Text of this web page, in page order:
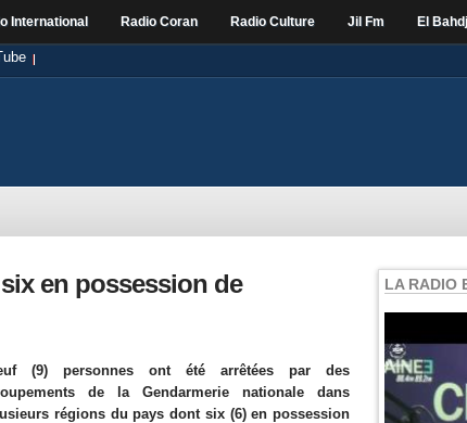
International Radio Coran Radio Culture Jil Fm El
en possession de
(9) personnes ont été arrêtées par des
de la Gendarmerie nationale dans
régions du pays dont six (6) en possession
LA RADIO